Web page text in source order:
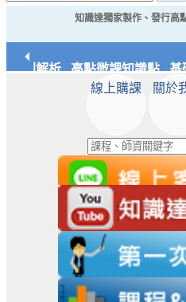
知識達獨家製作、發行高
裁判解析 高點微課知識點 基
知識達文化
線上購課 關於